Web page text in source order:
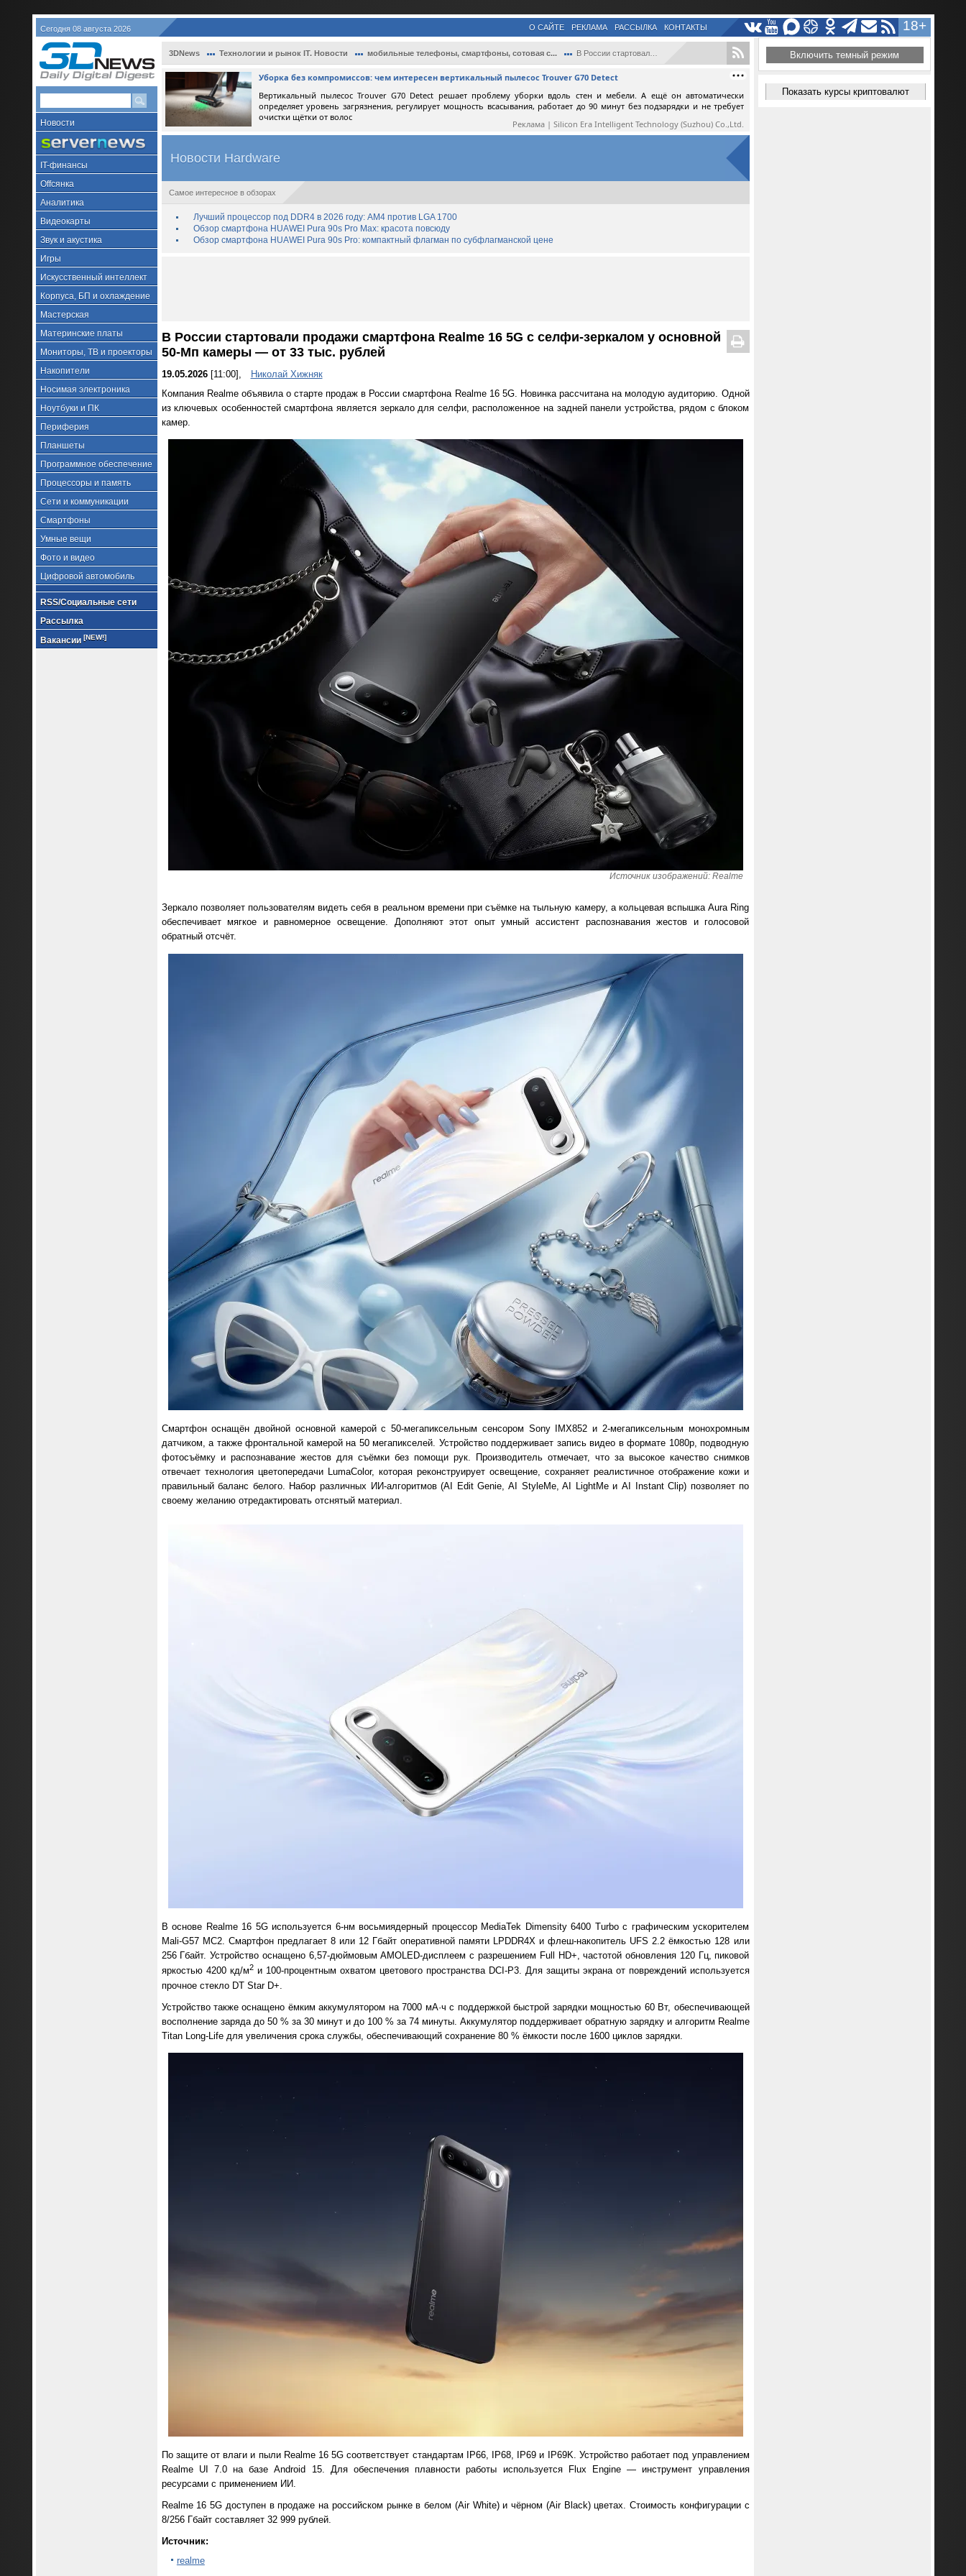
Сегодня 08 августа 2026 18+
О САЙТЕ РЕКЛАМА РАССЫЛКА КОНТАКТЫ
Новости
IT-финансы
Offсянка
Аналитика
Видеокарты
Звук и акустика
Игры
Искусственный интеллект
Корпуса, БП и охлаждение
Мастерская
Материнские платы
Мониторы, ТВ и проекторы
Накопители
Носимая электроника
Ноутбуки и ПК
Периферия
Планшеты
Программное обеспечение
Процессоры и память
Сети и коммуникации
Смартфоны
Умные вещи
Фото и видео
Цифровой автомобиль
RSS/Социальные сети
Рассылка
Вакансии [NEW!]
3DNews Технологии и рынок IT. Новости мобильные телефоны, смартфоны, сотовая с... В России стартовали продажи смартфона Re...
Уборка без компромиссов: чем интересен вертикальный пылесос Trouver G70 Detect
Вертикальный пылесос Trouver G70 Detect решает проблему уборки вдоль стен и мебели. А ещё он автоматически
определяет уровень загрязнения, регулирует мощность всасывания, работает до 90 минут без подзарядки и не требует
очистки щётки от волос
Реклама | Silicon Era Intelligent Technology (Suzhou) Co.,Ltd.
Новости Hardware
Самое интересное в обзорах
Лучший процессор под DDR4 в 2026 году: AM4 против LGA 1700
Обзор смартфона HUAWEI Pura 90s Pro Max: красота повсюду
Обзор смартфона HUAWEI Pura 90s Pro: компактный флагман по субфлагманской цене
В России стартовали продажи смартфона Realme 16 5G с селфи-зеркалом у основной
50-Мп камеры — от 33 тыс. рублей
19.05.2026[11:00],
Николай Хижняк
Компания Realme объявила о старте продаж в России смартфона Realme 16 5G. Новинка рассчитана на молодую аудиторию. Одной
из ключевых особенностей смартфона является зеркало для селфи, расположенное на задней панели устройства, рядом с блоком
камер.
Источник изображений: Realme
Зеркало позволяет пользователям видеть себя в реальном времени при съёмке на тыльную камеру, а кольцевая вспышка Aura Ring
обеспечивает мягкое и равномерное освещение. Дополняют этот опыт умный ассистент распознавания жестов и голосовой
обратный отсчёт.
Смартфон оснащён двойной основной камерой с 50-мегапиксельным сенсором Sony IMX852 и 2-мегапиксельным монохромным
датчиком, а также фронтальной камерой на 50 мегапикселей. Устройство поддерживает запись видео в формате 1080p, подводную
фотосъёмку и распознавание жестов для съёмки без помощи рук. Производитель отмечает, что за высокое качество снимков
отвечает технология цветопередачи LumaColor, которая реконструирует освещение, сохраняет реалистичное отображение кожи и
правильный баланс белого. Набор различных ИИ-алгоритмов (AI Edit Genie, AI StyleMe, AI LightMe и AI Instant Clip) позволяет по
своему желанию отредактировать отснятый материал.
В основе Realme 16 5G используется 6-нм восьмиядерный процессор MediaTek Dimensity 6400 Turbo с графическим ускорителем
Mali-G57 MC2. Смартфон предлагает 8 или 12 Гбайт оперативной памяти LPDDR4X и флеш-накопитель UFS 2.2 ёмкостью 128 или
256 Гбайт. Устройство оснащено 6,57-дюймовым AMOLED-дисплеем с разрешением Full HD+, частотой обновления 120 Гц, пиковой
яркостью 4200 кд/м2и 100-процентным охватом цветового пространства DCI-P3. Для защиты экрана от повреждений используется
прочное стекло DT Star D+.
Устройство также оснащено ёмким аккумулятором на 7000 мА·ч с поддержкой быстрой зарядки мощностью 60 Вт, обеспечивающей
восполнение заряда до 50 % за 30 минут и до 100 % за 74 минуты. Аккумулятор поддерживает обратную зарядку и алгоритм Realme
Titan Long-Life для увеличения срока службы, обеспечивающий сохранение 80 % ёмкости после 1600 циклов зарядки.
По защите от влаги и пыли Realme 16 5G соответствует стандартам IP66, IP68, IP69 и IP69K. Устройство работает под управлением
Realme UI 7.0 на базе Android 15. Для обеспечения плавности работы используется Flux Engine — инструмент управления
ресурсами с применением ИИ.
Realme 16 5G доступен в продаже на российском рынке в белом (Air White) и чёрном (Air Black) цветах. Стоимость конфигурации с
8/256 Гбайт составляет 32 999 рублей.
Источник:
realme
Включить темный режим
Показать курсы криптовалют